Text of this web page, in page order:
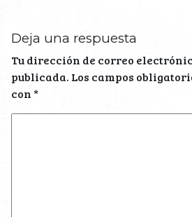
Deja una respuesta
Tu dirección de correo
publicada. Los campos
con*